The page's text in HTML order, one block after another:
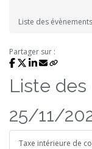
Liste des évènements
Partager sur :
Liste
25/11/
Taxe intérieure de